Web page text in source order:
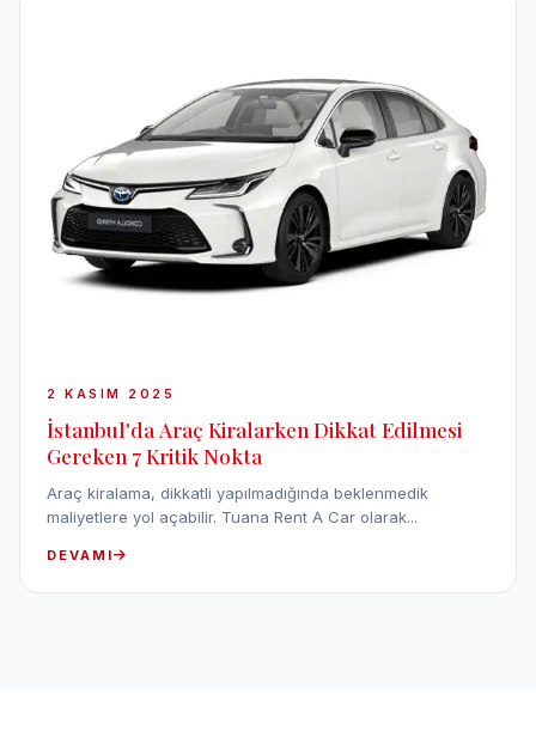
2 KASIM 2025
İstanbul'da Araç Kiralarken Dikkat Edilmesi
Gereken 7 Kritik Nokta
Araç kiralama, dikkatli yapılmadığında beklenmedik
maliyetlere yol açabilir. Tuana Rent A Car olarak...
DEVAMI